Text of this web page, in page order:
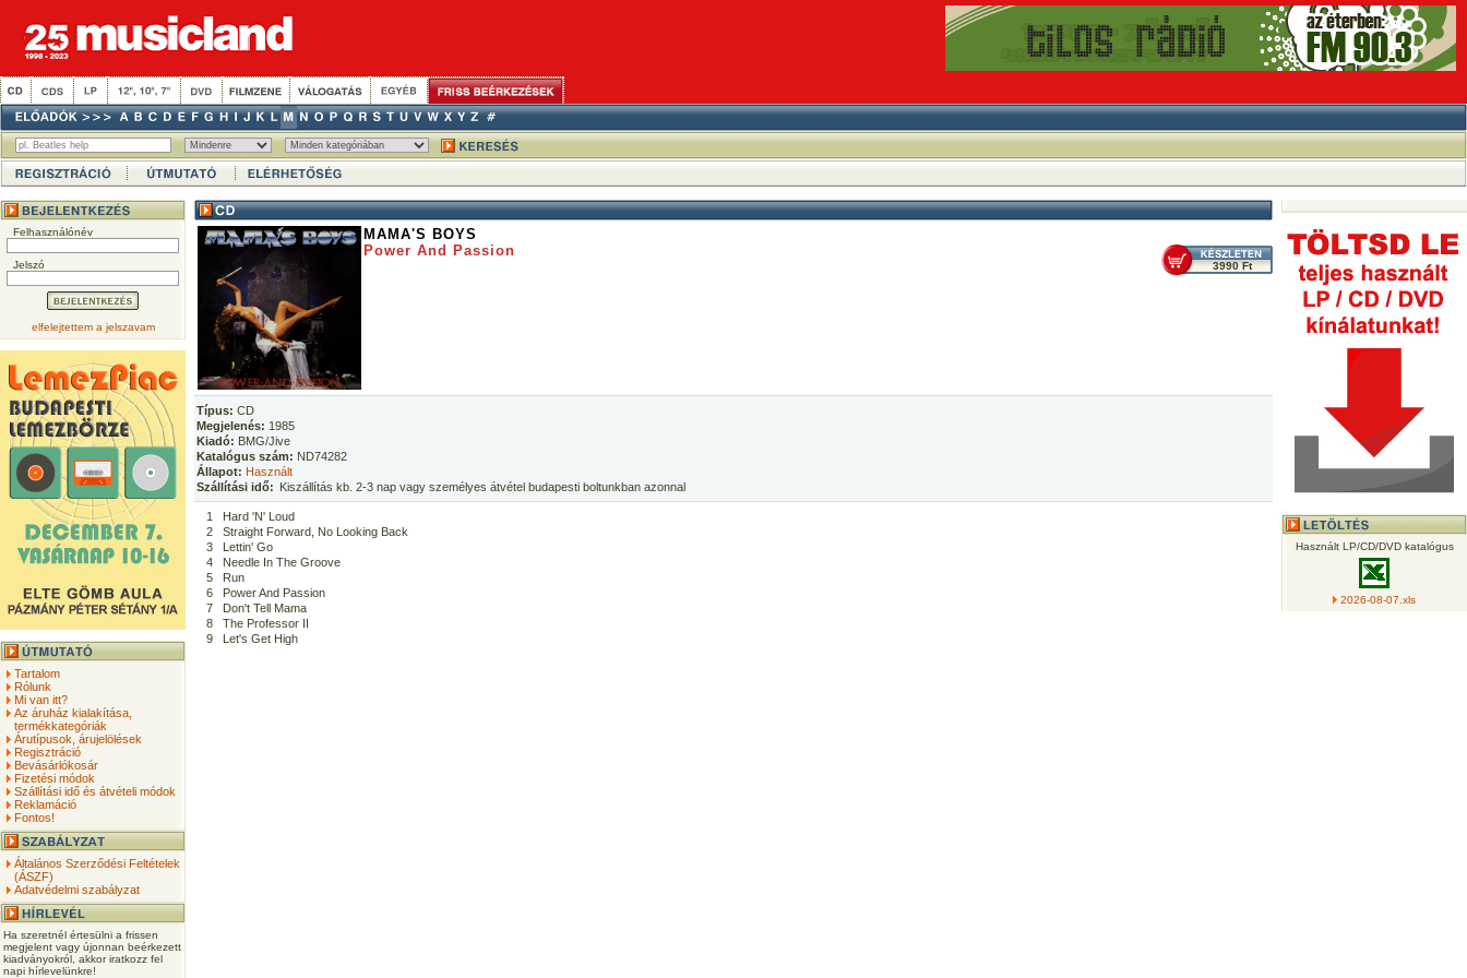
Felhasználónév
Jelszó
elfelejtettem a jelszavam
Tartalom
Rólunk
Mi van itt?
Az áruház kialakítása,
termékkategóriák
Árutípusok, árujelölések
Regisztráció
Bevásárlókosár
Fizetési módok
Szállítási idő és átvételi módok
Reklamáció
Fontos!
Általános Szerződési Feltételek
(ÁSZF)
Adatvédelmi szabályzat
Ha szeretnél értesülni a frissen
megjelent vagy újonnan beérkezett
kiadványokról, akkor iratkozz fel
napi hírlevelünkre!
MAMA'S BOYS
Power And Passion
3990 Ft
Típus: CD
Megjelenés: 1985
Kiadó: BMG/Jive
Katalógus szám: ND74282
Állapot: Használt
Szállítási idő: Kiszállítás kb. 2-3 nap vagy személyes átvétel budapesti boltunkban azonnal
1
Hard 'N' Loud
2
Straight Forward, No Looking Back
3
Lettin' Go
4
Needle In The Groove
5
Run
6
Power And Passion
7
Don't Tell Mama
8
The Professor II
9
Let's Get High
Használt LP/CD/DVD katalógus
2026-08-07.xls